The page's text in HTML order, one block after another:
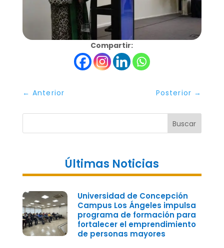
Compartir:
←Anterior Posterior →
Buscar
Últimas Noticias
Universidad de Concepción
Campus Los Ángeles impulsa
programa de formación para
fortalecer el emprendimiento
de personas mayores